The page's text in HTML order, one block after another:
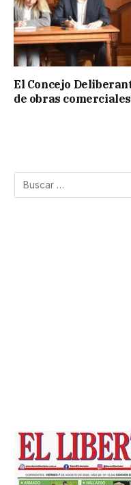
El Concejo
de obras comerciales